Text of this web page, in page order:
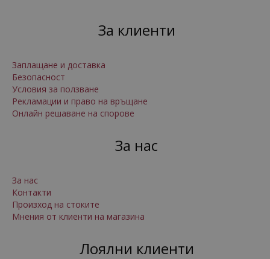
знаете, естествените масла имат лечебни свойства и благоприятен
непрекъснато ще се променя през целия ден. Особеността на
масления естествен аромат е, че докато човек не е в движение, той е в
състояние на покой и се отваря, разкрива интензивно при промяна на
телесната температура. Ако ароматът влезе в контакт с водата, тогава
той се разкрива с нова сила.
За клиенти
Заплащане и доставка
Безопасност
Условия за ползване
Рекламации и право на връщане
Онлайн решаване на спорове
За нас
За нас
Контакти
Произход на стоките
Мнения от клиенти на магазина
Лоялни клиенти